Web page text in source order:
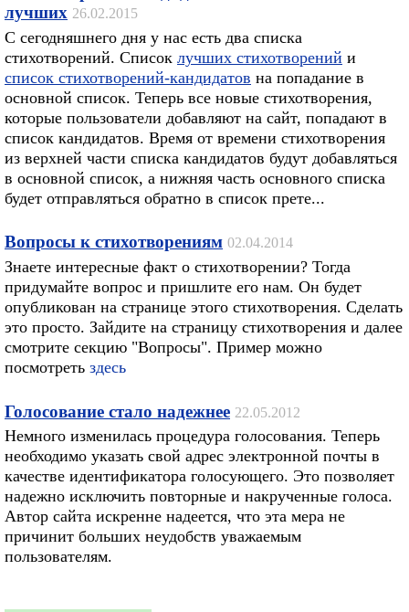
лучших 26.02.2015
С сегодняшнего дня у нас есть два списка
стихотворений. Список лучших стихотворений и
список стихотворений-кандидатов на попадание в
основной список. Теперь все новые стихотворения,
которые пользователи добавляют на сайт, попадают в
список кандидатов. Время от времени стихотворения
из верхней части списка кандидатов будут добавляться
в основной список, а нижняя часть основного списка
будет отправляться обратно в список прете...
Вопросы к стихотворениям 02.04.2014
Знаете интересные факт о стихотворении? Тогда
придумайте вопрос и пришлите его нам. Он будет
опубликован на странице этого стихотворения. Сделать
это просто. Зайдите на страницу стихотворения и далее
смотрите секцию "Вопросы". Пример можно
посмотреть здесь
Голосование стало надежнее 22.05.2012
Немного изменилась процедура голосования. Теперь
необходимо указать свой адрес электронной почты в
качестве идентификатора голосующего. Это позволяет
надежно исключить повторные и накрученные голоса.
Автор сайта искренне надеется, что эта мера не
причинит больших неудобств уважаемым
пользователям.